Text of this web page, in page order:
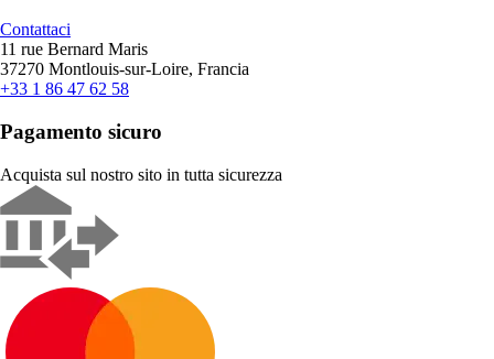
Contattaci
11 rue Bernard Maris
37270 Montlouis-sur-Loire, Francia
+33 1 86 47 62 58
Pagamento sicuro
Acquista sul nostro sito in tutta sicurezza